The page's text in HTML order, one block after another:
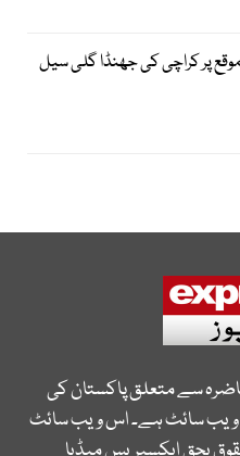
پر کراچی کی جھنڈا گلی سیل
سے متعلق پاکستان کی
ویب سائٹ ہے۔ اس ویب سائٹ